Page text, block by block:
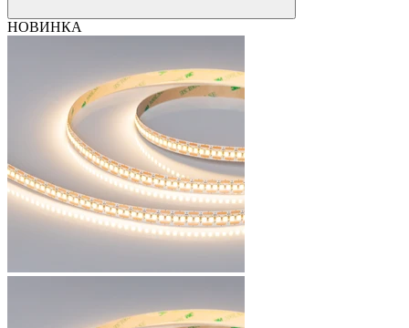
НОВИНКА